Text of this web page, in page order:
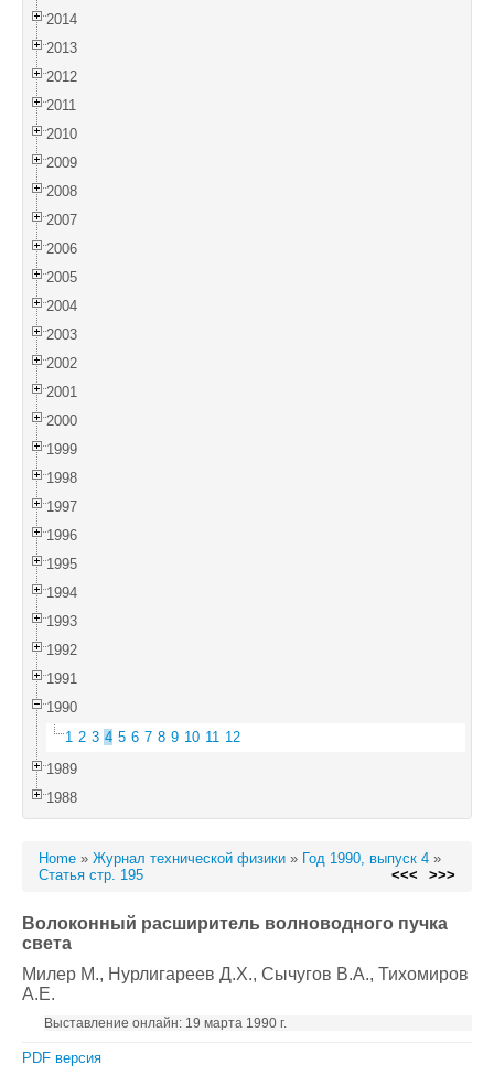
2014
2013
2012
2011
2010
2009
2008
2007
2006
2005
2004
2003
2002
2001
2000
1999
1998
1997
1996
1995
1994
1993
1992
1991
1990
1 2 3 4 5 6 7 8 9 10 11 12
1989
1988
Home » Журнал технической физики » Год 1990, выпуск 4 »
Статья стр. 195
<<< >>>
Волоконный расширитель волноводного пучка
света
Милер М., Нурлигареев Д.Х., Сычугов В.А., Тихомиров
А.Е.
Выставление онлайн: 19 марта 1990 г.
PDF версия